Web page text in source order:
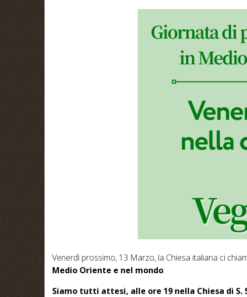
Venerdì prossimo, 13 Marzo, la Chiesa italiana ci
Medio Oriente e nel mondo.
Siamo tutti attesi, alle ore 19 nella Chiesa di S.